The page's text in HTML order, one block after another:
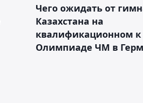
Чего ожидать от
Казахстана на
квалификационном к
Олимпиаде ЧМ в